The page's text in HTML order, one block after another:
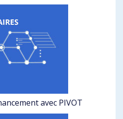
avec PIVOT